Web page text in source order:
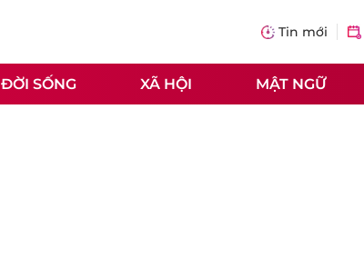
Tin mới
ĐỜI SỐNG XÃ HỘI MẬT NGỮ